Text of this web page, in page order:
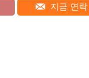
지금 연락